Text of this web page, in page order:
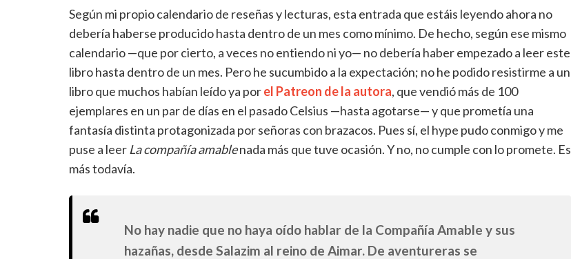
Según mi propio calendario de reseñas y lecturas, esta entrada que estáis leyendo ahora no
debería haberse producido hasta dentro de un mes como mínimo. De hecho, según ese mismo
calendario —que por cierto, a veces no entiendo ni yo— no debería haber empezado a leer este
libro hasta dentro de un mes. Pero he sucumbido a la expectación; no he podido resistirme a un
libro que muchos habían leído ya porel Patreon de la autora, que vendió más de 100
ejemplares en un par de días en el pasado Celsius —hasta agotarse— y que prometía una
fantasía distinta protagonizada por señoras con brazacos. Pues sí, el hype pudo conmigo y me
puse a leer La compañía amablenada más que tuve ocasión. Y no, no cumple con lo promete. Es
más todavía.
No hay nadie que no haya oído hablar de la Compañía Amable y sus
hazañas, desde Salazim al reino de Aimar. De aventureras se